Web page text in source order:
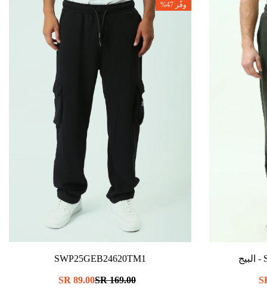
- البيج
وفّر 47%
SWP25GEB24620TM1
سعر
169.00 SR
سعر
89.00 SR